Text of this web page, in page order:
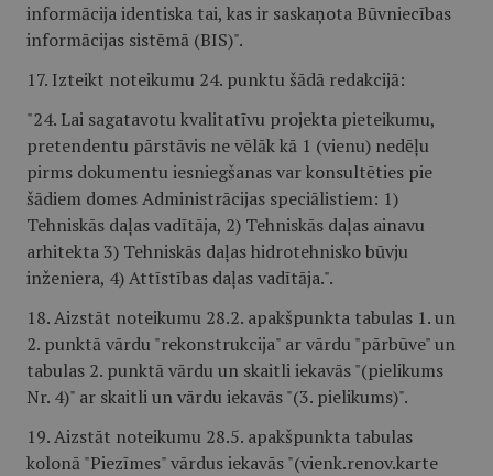
informācija identiska tai, kas ir saskaņota Būvniecības
informācijas sistēmā (BIS)".
17. Izteikt noteikumu 24. punktu šādā redakcijā:
"24. Lai sagatavotu kvalitatīvu projekta pieteikumu,
pretendentu pārstāvis ne vēlāk kā 1 (vienu) nedēļu
pirms dokumentu iesniegšanas var konsultēties pie
šādiem domes Administrācijas speciālistiem: 1)
Tehniskās daļas vadītāja, 2) Tehniskās daļas ainavu
arhitekta 3) Tehniskās daļas hidrotehnisko būvju
inženiera, 4) Attīstības daļas vadītāja.".
18. Aizstāt noteikumu 28.2. apakšpunkta tabulas 1. un
2. punktā vārdu "rekonstrukcija" ar vārdu "pārbūve" un
tabulas 2. punktā vārdu un skaitli iekavās "(pielikums
Nr. 4)" ar skaitli un vārdu iekavās "(3. pielikums)".
19. Aizstāt noteikumu 28.5. apakšpunkta tabulas
kolonā "Piezīmes" vārdus iekavās "(vienk.renov.karte